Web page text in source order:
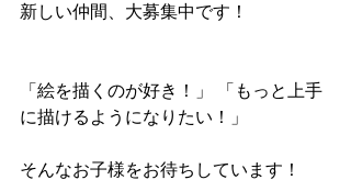
新しい仲間、大募集中です！
「絵を描くのが好き！」 「もっと上手
に描けるようになりたい！」
そんなお子様をお待ちしています！